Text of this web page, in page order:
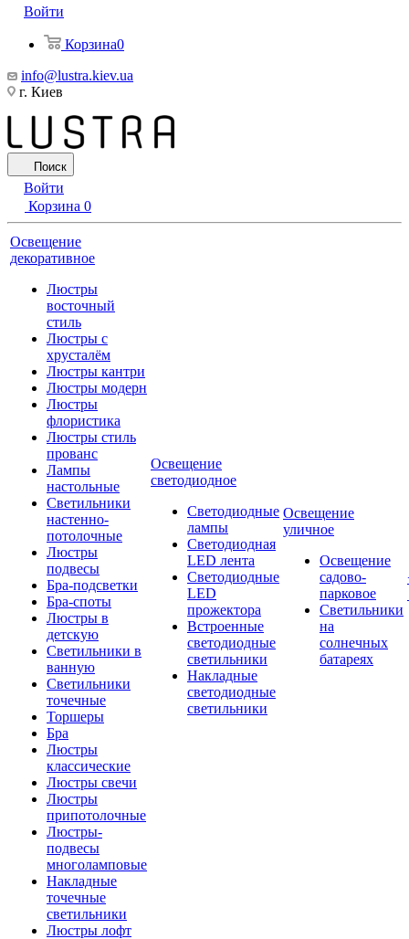
Войти
Корзина0
info@lustra.kiev.ua
г. Киев
Поиск
Войти
Корзина 0
Освещение
декоративное
Люстры
восточный
стиль
Люстры с
хрусталём
Люстры кантри
Люстры модерн
Люстры
флористика
Люстры стиль
прованс
Лампы
настольные
Светильники
настенно-
потолочные
Люстры
подвесы
Бра-подсветки
Бра-споты
Люстры в
детскую
Светильники в
ванную
Светильники
точечные
Торшеры
Бра
Люстры
классические
Люстры свечи
Люстры
припотолочные
Люстры-
подвесы
многоламповые
Накладные
точечные
светильники
Люстры лофт
Освещение
светодиодное
Светодиодные
лампы
Светодиодная
LED лента
Светодиодные
LED
прожектора
Встроенные
светодиодные
светильники
Накладные
светодиодные
светильники
Освещение
уличное
Освещение
садово-
парковое
Светильники
на
солнечных
батареях